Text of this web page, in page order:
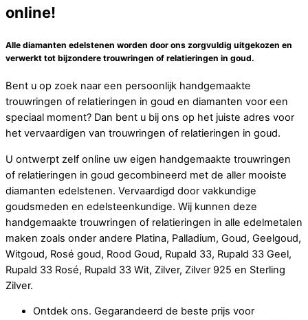
online!
Alle diamanten edelstenen worden door ons zorgvuldig uitgekozen en
verwerkt tot bijzondere trouwringen of relatieringen in goud.
Bent u op zoek naar een persoonlijk handgemaakte
trouwringen of relatieringen in goud en diamanten voor een
speciaal moment? Dan bent u bij ons op het juiste adres voor
het vervaardigen van trouwringen of relatieringen in goud.
U ontwerpt zelf online uw eigen handgemaakte trouwringen
of relatieringen in goud gecombineerd met de aller mooiste
diamanten edelstenen. Vervaardigd door vakkundige
goudsmeden en edelsteenkundige. Wij kunnen deze
handgemaakte trouwringen of relatieringen in alle edelmetalen
maken zoals onder andere Platina, Palladium, Goud, Geelgoud,
Witgoud, Rosé goud, Rood Goud, Rupald 33, Rupald 33 Geel,
Rupald 33 Rosé, Rupald 33 Wit, Zilver, Zilver 925 en Sterling
Zilver.
Ontdek ons. Gegarandeerd de beste prijs voor